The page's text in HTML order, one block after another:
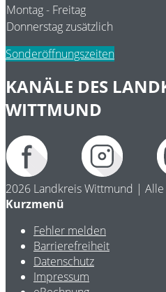
Montag - Freitag
Donnerstag zusätzlich
Sonderöffnungszeiten
KANÄLE DES
WITTMUND
2026 Landkreis Wittmund |
Kurzmenü
Fehler melden
Barrierefreiheit
Datenschutz
Impressum